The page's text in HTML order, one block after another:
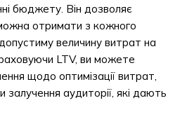
бюджету. Він дозволяє
отримати з кожного
величину витрат на
LTV, ви можете
щодо оптимізації витрат,
залучення аудиторії, які дають